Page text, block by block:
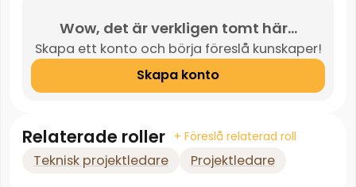
Wow, det är verkligen tomt här...
Skapa ett konto och börja föreslå kunskaper!
Skapa konto
Relaterade roller + Föreslå relaterad roll
Teknisk projektledare Projektledare